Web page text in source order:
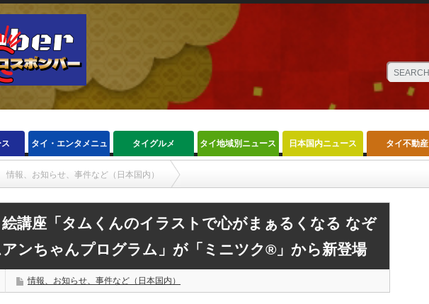
タイ・エンタメニュ
ース
タイグルメ タイ地域別ニュース 日本国内ニュース タイ不動産
情報、お知らせ、事件など（日本国内）
「タムくんのイラストで心がまぁるくなる なぞりマムアンちゃんプログラム」が「ミニツク®」から新登場
講座「タムくんのイラストで心がまぁるくなる なぞ
アンちゃんプログラム」が「ミニツク®」から新登場
情報、お知らせ、事件など（日本国内）